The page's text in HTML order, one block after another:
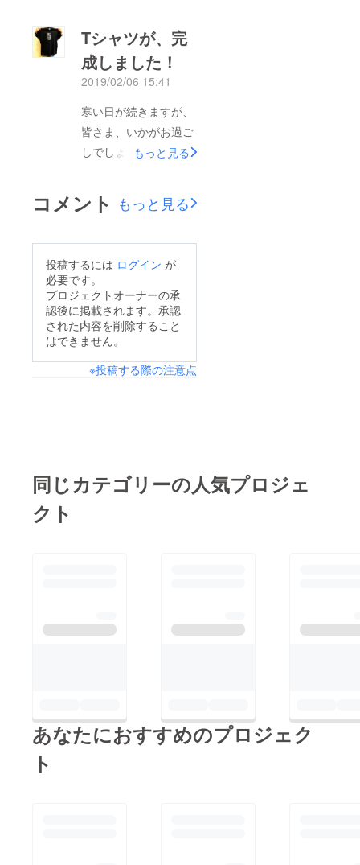
のですが、本当に多く
の方にお越しいただ
き、感謝しかありませ
ん。また、我々の慣れ
ないイベント運営のた
め、色々とご迷惑をお
掛けしたにも関わら
にご参加いただきあり
また、こういったイベ
ントを開催していきた
いと思います。そして
何より、素敵なイベン
トにしてくださった怪
談師の城谷様、脚本家
の高橋様。この度は、
Tシャツが、完
成しました！
2019/02/06 15:41
寒い日が続きますが、
皆さま、いかがお過ご
しでしょうか？そんな
たい？わかります。そ
んな本プロジェクトの
ぜひ、ご興味のある方
は、ご支援いただける
と助かります。今回の
イベントだけではな
感いただける方のご支
無事完成しました！本
Tシャツはリターンに
います。当日、お会い
明日、当日のご連絡を
させていただきます。
もっと見る
コメント もっと見る
投稿するには ログイン が
必要です。
プロジェクトオーナーの承
認後に掲載されます。承認
された内容を削除すること
はできません。
※投稿する際の注意点
同じカテゴリーの人気プロジェ
クト
あなたにおすすめのプロジェク
ト